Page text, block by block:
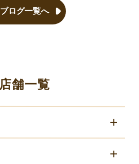
ブログ一覧へ
店舗一覧